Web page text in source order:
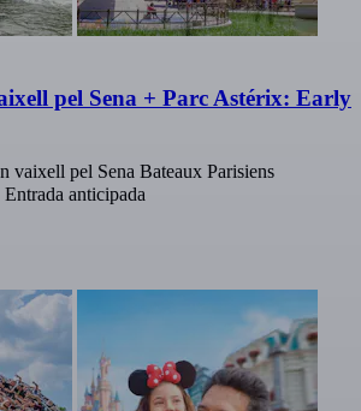
pel Sena + Parc Astérix: Early
vaixell pel Sena Bateaux Parisiens
anticipada